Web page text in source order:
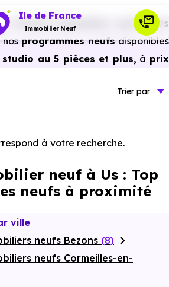
Ile de France
Immobilier Neuf
d’achat immobilier neuf à Us
programmes neufs disponibles
studio au 5 pièces et plus, à prix
PTZ, TVA réduitedans certains cas,
constructeur, etc.
Trier par
à votre recherche.
neuf à Us : Top
neufs à proximité
ville
neufs Bezons (8)
neufs Cormeilles-en-